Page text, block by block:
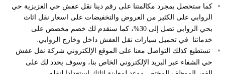
كما ستحصل بمجرد مكالمتنا على رقم دينا نقل عفش حي العزيزية حي
الروابي على الكثير من العروض والتخفيضات على اسعار نقل اثاث
بحي الروابي تصل إلى 30%، كما سنقدم لك خصم مخصص على
خدماتنا في تحميل سيارات نقل العفش داخل وخارج الروابي.
تستطيع كذلك التواصل معنا على الموقع الإلكتروني شركة نقل عفش
حي الشفاء عبر البريد الإلكتروني الخاص بنا، وسوف يحدد لك على